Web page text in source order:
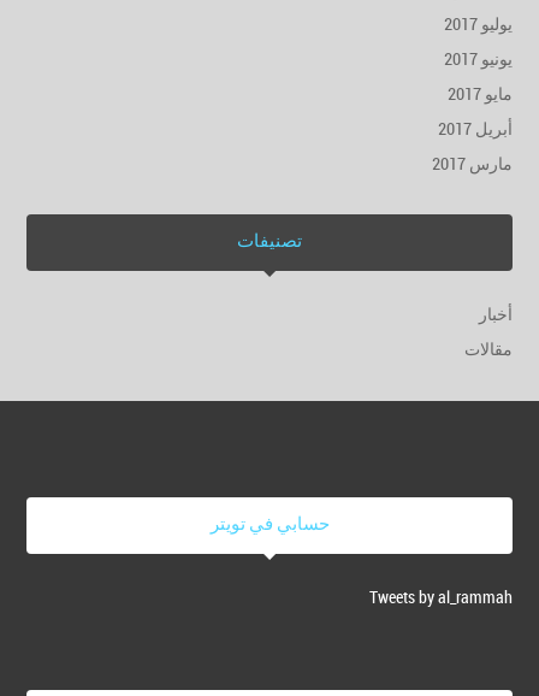
يوليو 2017
يونيو 2017
مايو 2017
أبريل 2017
مارس 2017
تصنيفات
أخبار
مقالات
حسابي في تويتر
Tweets by al_rammah